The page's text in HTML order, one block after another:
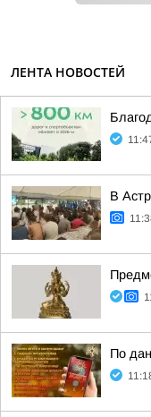
ЛЕНТА НОВОСТЕЙ
В
По